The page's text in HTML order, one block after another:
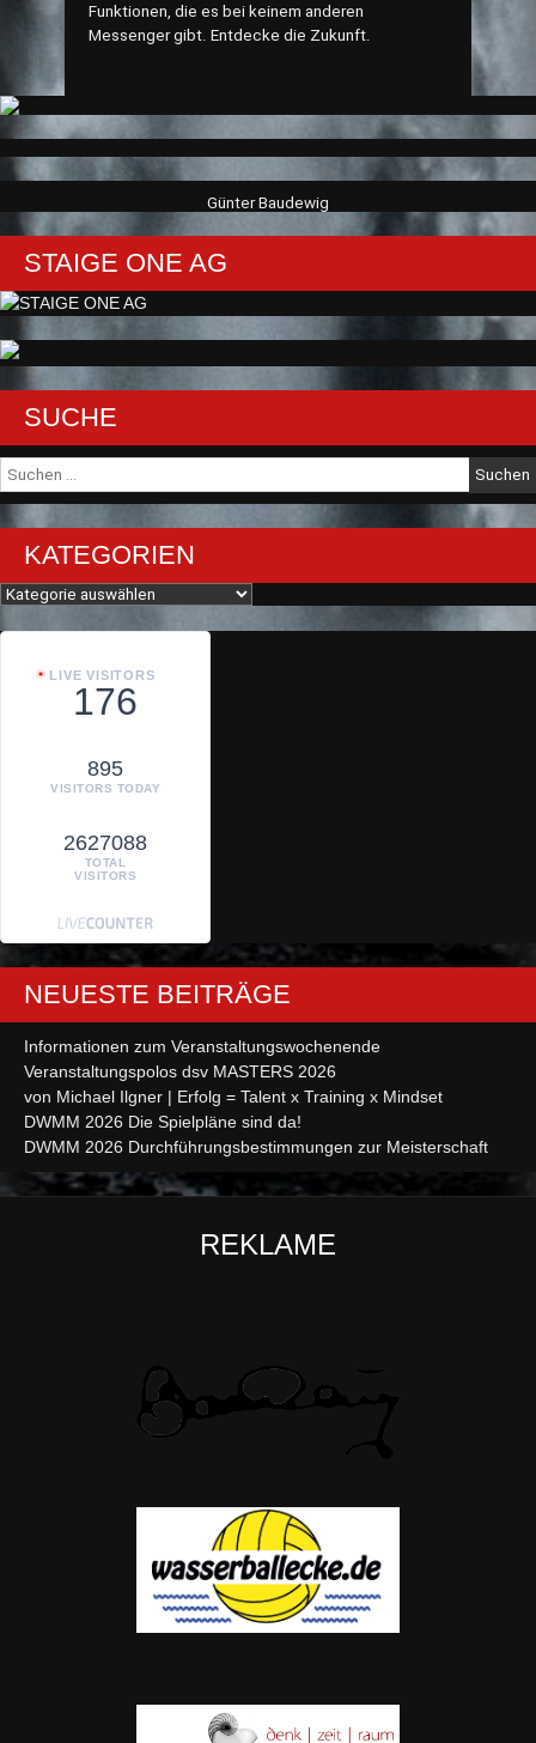
Funktionen, die es bei keinem anderen
Messenger gibt. Entdecke die Zukunft.
Günter Baudewig
STAIGE ONE AG
SUCHE
Suche
nach:
KATEGORIEN
Kategorien
LIVE VISITORS
176
895
VISITORS TODAY
2627088
TOTAL
VISITORS
NEUESTE BEITRÄGE
Informationen zum Veranstaltungswochenende
Veranstaltungspolos dsv MASTERS 2026
von Michael Ilgner | Erfolg = Talent x Training x Mindset
DWMM 2026 Die Spielpläne sind da!
DWMM 2026 Durchführungsbestimmungen zur Meisterschaft
REKLAME